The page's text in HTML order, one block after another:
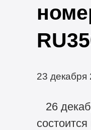
23 декабря
26